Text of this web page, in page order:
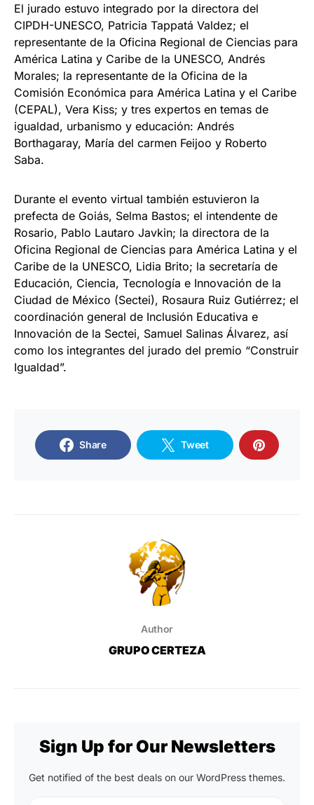
El jurado estuvo integrado por la directora del
CIPDH-UNESCO, Patricia Tappatá Valdez; el
representante de la Oficina Regional de Ciencias para
América Latina y Caribe de la UNESCO, Andrés
Morales; la representante de la Oficina de la
Comisión Económica para América Latina y el Caribe
(CEPAL), Vera Kiss; y tres expertos en temas de
igualdad, urbanismo y educación: Andrés
Borthagaray, María del carmen Feijoo y Roberto
Saba.
Durante el evento virtual también estuvieron la
prefecta de Goiás, Selma Bastos; el intendente de
Rosario, Pablo Lautaro Javkin; la directora de la
Oficina Regional de Ciencias para América Latina y el
Caribe de la UNESCO, Lidia Brito; la secretaría de
Educación, Ciencia, Tecnología e Innovación de la
Ciudad de México (Sectei), Rosaura Ruiz Gutiérrez; el
coordinación general de Inclusión Educativa e
Innovación de la Sectei, Samuel Salinas Álvarez, así
como los integrantes del jurado del premio “Construir
Igualdad”.
Share Tweet
Author
GRUPO CERTEZA
Sign Up for Our Newsletters
Get notified of the best deals on our WordPress themes.